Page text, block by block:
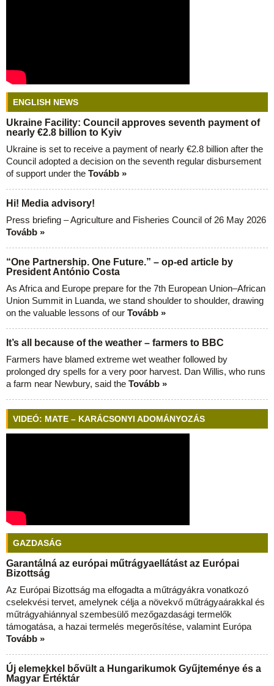
ENGLISH NEWS
Ukraine Facility: Council approves seventh payment of
nearly €2.8 billion to Kyiv
Ukraine is set to receive a payment of nearly €2.8 billion after the
Council adopted a decision on the seventh regular disbursement
of support under the Tovább »
Hi! Media advisory!
Press briefing – Agriculture and Fisheries Council of 26 May 2026
Tovább »
“One Partnership. One Future.” – op-ed article by
President António Costa
As Africa and Europe prepare for the 7th European Union–African
Union Summit in Luanda, we stand shoulder to shoulder, drawing
on the valuable lessons of our Tovább »
It’s all because of the weather – farmers to BBC
Farmers have blamed extreme wet weather followed by
prolonged dry spells for a very poor harvest. Dan Willis, who runs
a farm near Newbury, said the Tovább »
VIDEÓ: MATE – KARÁCSONYI ADOMÁNYOZÁS
GAZDASÁG
Garantálná az európai műtrágyaellátást az Európai
Bizottság
Az Európai Bizottság ma elfogadta a műtrágyákra vonatkozó
cselekvési tervet, amelynek célja a növekvő műtrágyaárakkal és
műtrágyahiánnyal szembesülő mezőgazdasági termelők
támogatása, a hazai termelés megerősítése, valamint Európa
Tovább »
Új elemekkel bővült a Hungarikumok Gyűjteménye és a
Magyar Értéktár